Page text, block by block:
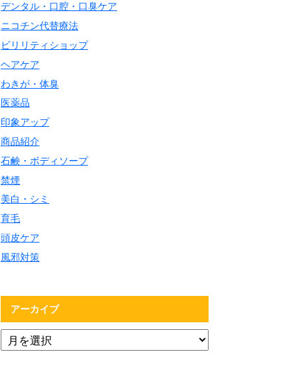
デンタル・口腔・口臭ケア
ニコチン代替療法
ビリリティショップ
ヘアケア
わきが・体臭
医薬品
印象アップ
商品紹介
石鹸・ボディソープ
禁煙
美白・シミ
育毛
頭皮ケア
風邪対策
アーカイブ